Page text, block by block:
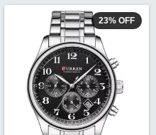
23% OFF